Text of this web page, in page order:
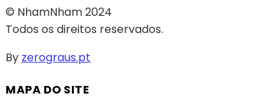
© NhamNham 2024
Todos os direitos reservados.
By zerograus.pt
MAPA DO SITE